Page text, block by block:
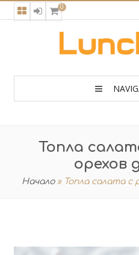
0
Топла
орехов
Начало » Топла салата с